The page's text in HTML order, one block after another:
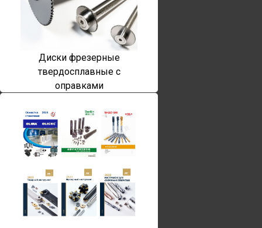
Диски фрезерные
твердосплавные с
оправками